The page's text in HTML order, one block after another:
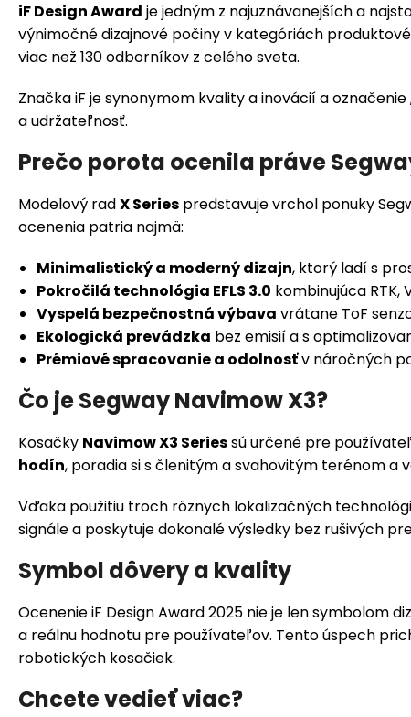
iF Design Award je jedným z najuznávanejších a
výnimočné dizajnové počiny v kategóriách
viac než 130 odborníkov z celého sveta.
Značka iF je synonymom kvality a inovácií a
a udržateľnosť.
Prečo porota ocenila práve
Modelový radX Series predstavuje vrchol ponuky
ocenenia patria najmä:
Minimalistický a moderný dizajn, ktorý ladí s
Pokročilá technológia EFLS 3.0 kombinujúca RTK,
Vyspelá bezpečnostná výbava vrátane ToF
Ekologická prevádzka bez emisií a s
Prémiové spracovanie a odolnosťv náročných
Čo je Segway Navimow X3?
Kosačky Navimow X3 Seriessú určené pre
hodín, poradia si s členitým a svahovitým terénom a
Vďaka použitiu troch rôznych lokalizačných
signále a poskytuje dokonalé výsledky bez rušivých
Symbol dôvery a kvality
Ocenenie iF Design Award 2025 nie je len symbolom
a reálnu hodnotu pre používateľov. Tento úspech
robotických kosačiek.
Chcete vedieť viac?